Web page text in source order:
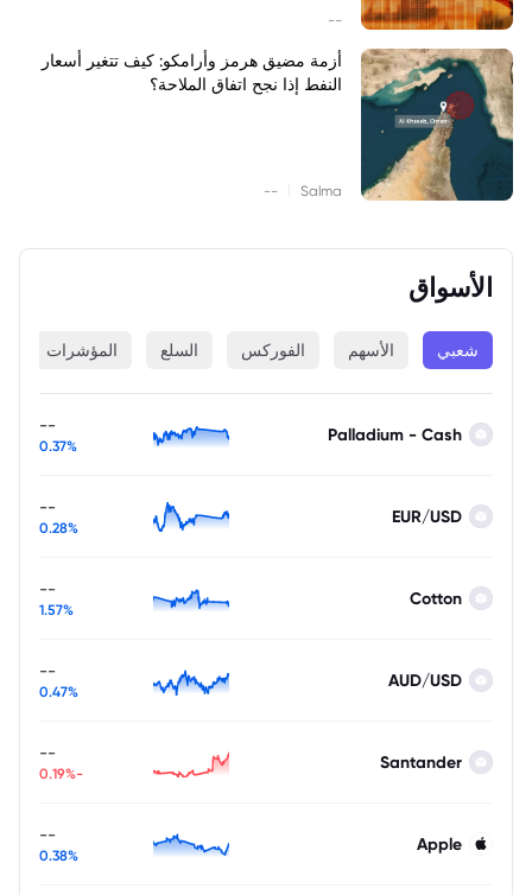
--
أزمة مضيق هرمز وأرامكو: كيف تتغير أسعار
النفط إذا نجح اتفاق الملاحة؟
Salma
--
الأسواق
شعبي الأسهم الفوركس السلع المؤشرات
Palladium - Cash
--
0.37%
EUR/USD
--
0.28%
Cotton
--
1.57%
AUD/USD
--
0.47%
Santander
--
-0.19%
Apple
--
0.38%